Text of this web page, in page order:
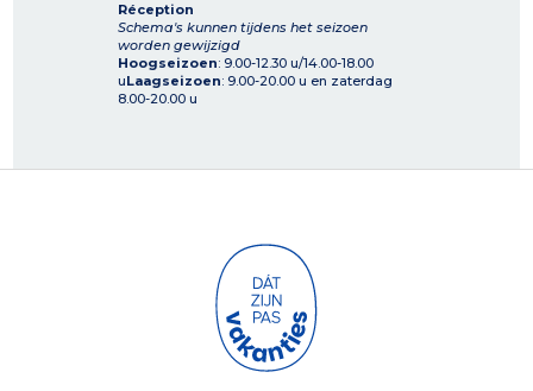
Réception
Schema's kunnen tijdens het seizoen
worden gewijzigd
Hoogseizoen: 9.00-12.30 u/14.00-18.00
uLaagseizoen: 9.00-20.00 u en zaterdag
8.00-20.00 u